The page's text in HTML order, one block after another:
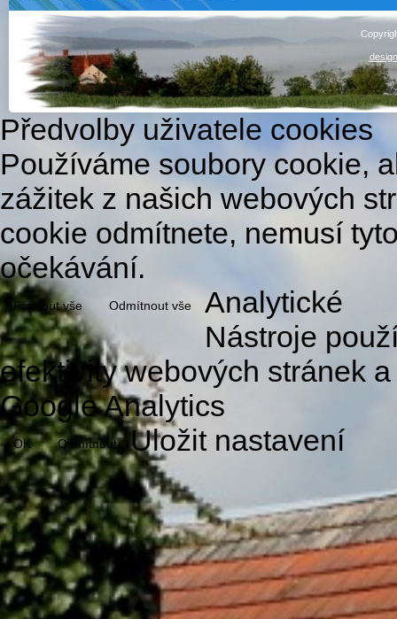
Předvolby uživatele cookies
Používáme soubory cookie,
zážitek z našich webových
cookie odmítnete, nemusí
očekávání.
Přijmout vše Odmítnout vše
Analytické
Nástroje
efektivity webových stránek
Google Analytics
OK Odmítnout Uložit nastavení